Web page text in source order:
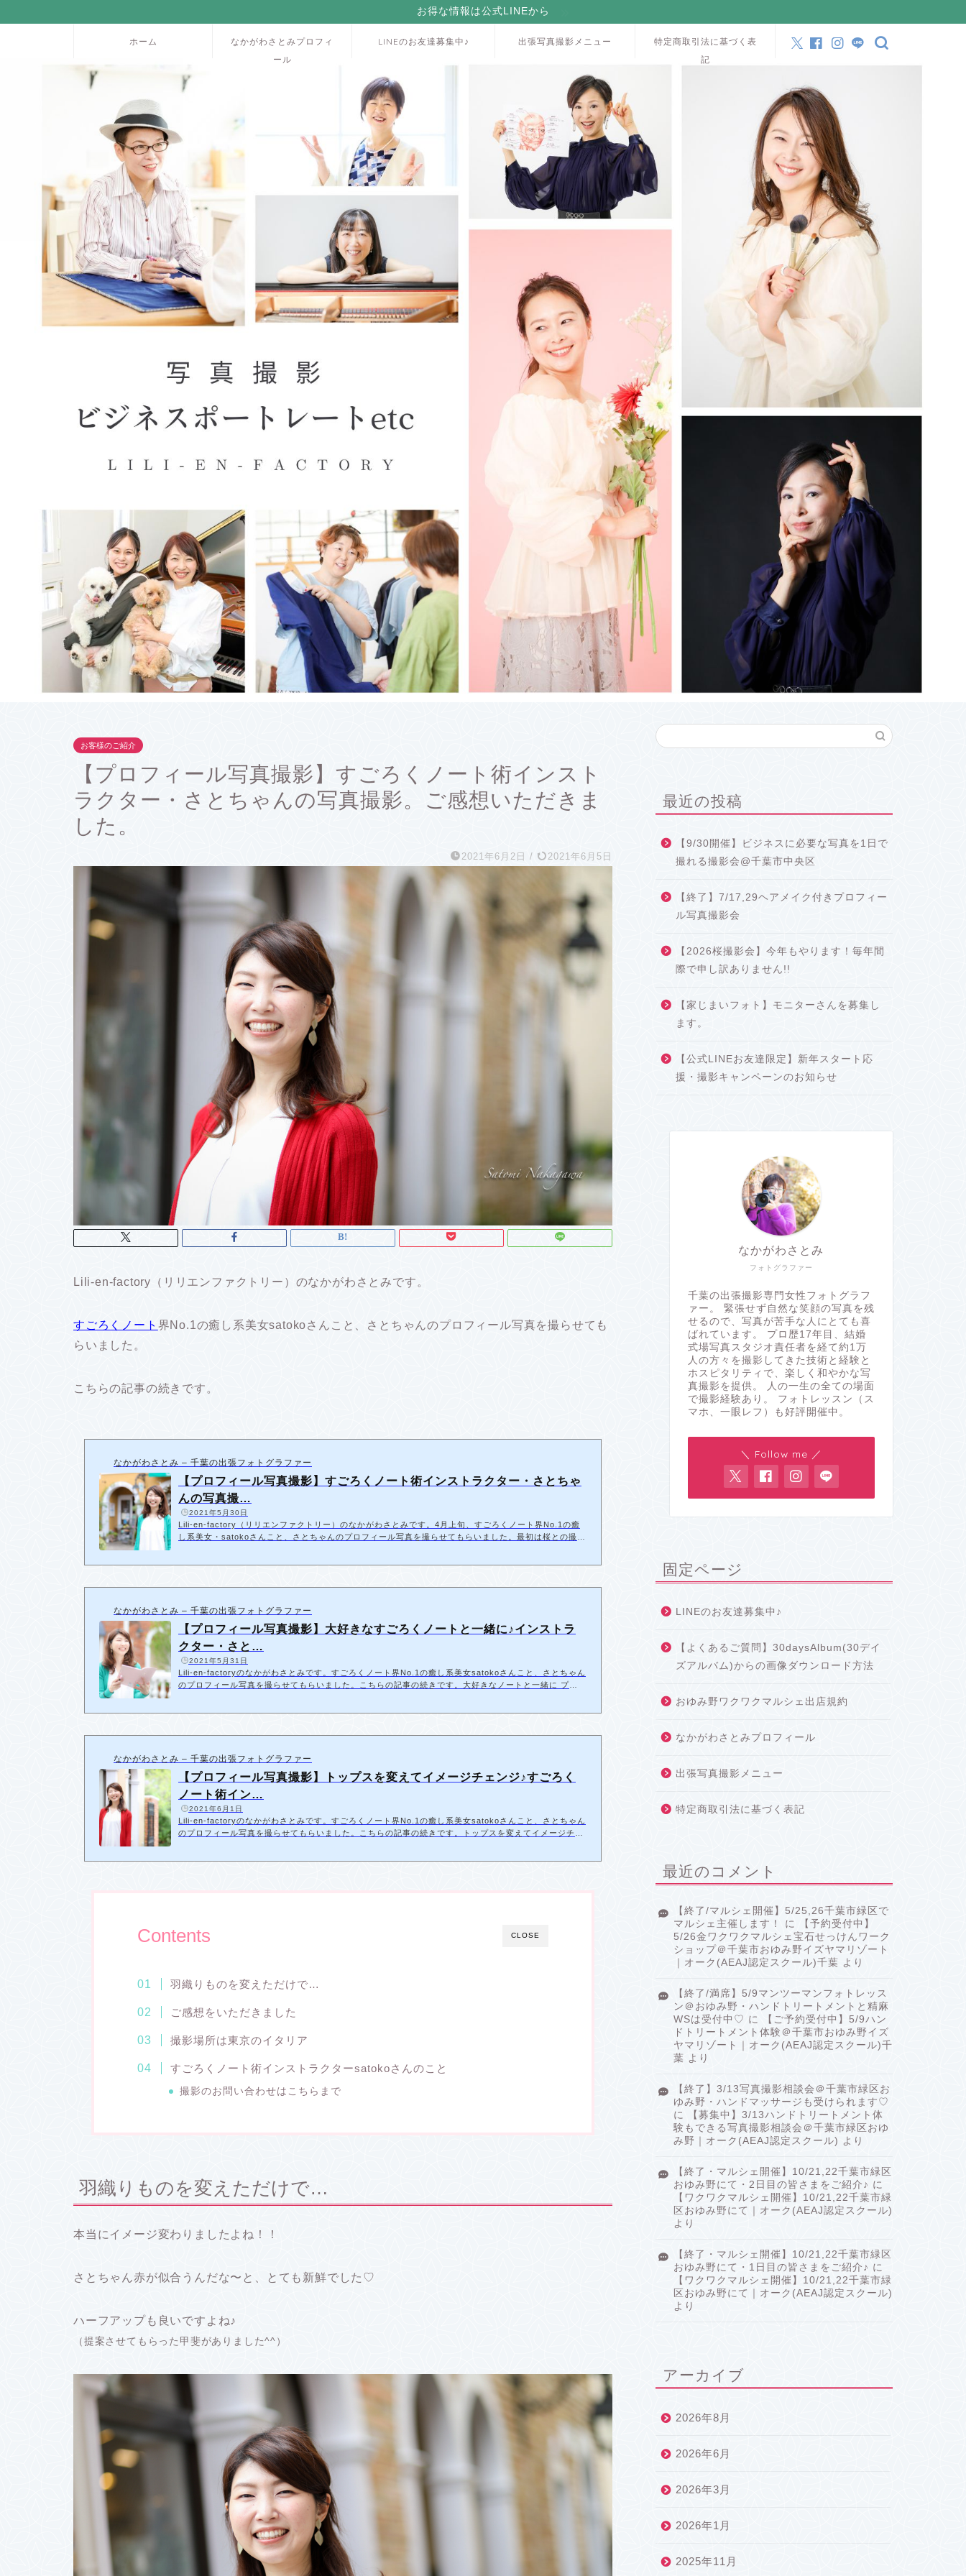
お得な情報は公式LINEから
ホーム
なかがわさとみプロフィ
ール
LINEのお友達募集中♪ 出張写真撮影メニュー
特定商取引法に基づく表
記
お客様のご紹介
【プロフィール写真撮影】すごろくノート術インスト
ラクター・さとちゃんの写真撮影。ご感想いただきま
した。
2021年6月2日 / 2021年6月5日
Lili-en-factory（リリエンファクトリー）のなかがわさとみです。
すごろくノート 界No.1の癒し系美女satokoさんこと、さとちゃんのプロフィール写真を撮らせても
らいました。
こちらの記事の続きです。
なかがわさとみ – 千葉の出張フォトグラファー
【プロフィール写真撮影】すごろくノート術インストラクター・さとちゃ
んの写真撮…
2021年5月30日
Lili-en-factory（リリエンファクトリー）のなかがわさとみです。4月上旬、すごろくノート界No.1の癒
し系美女・satokoさんこと、さとちゃんのプロフィール写真を撮らせてもらいました。最初は桜との撮影
綺麗なのかなと思って。…
なかがわさとみ – 千葉の出張フォトグラファー
【プロフィール写真撮影】大好きなすごろくノートと一緒に♪インストラ
クター・さと…
2021年5月31日
Lili-en-factoryのなかがわさとみです。すごろくノート界No.1の癒し系美女satokoさんこと、さとちゃん
のプロフィール写真を撮らせてもらいました。こちらの記事の続きです。大好きなノートと一緒に プロ
が、さとちゃ…
なかがわさとみ – 千葉の出張フォトグラファー
【プロフィール写真撮影】トップスを変えてイメージチェンジ♪すごろく
ノート術イン…
2021年6月1日
Lili-en-factoryのなかがわさとみです。すごろくノート界No.1の癒し系美女satokoさんこと、さとちゃん
のプロフィール写真を撮らせてもらいました。こちらの記事の続きです。トップスを変えてイメージチェ
CLOSE
Contents
羽織りものを変えただけで…
ご感想をいただきました
撮影場所は東京のイタリア
すごろくノート術インストラクターsatokoさんのこと
撮影のお問い合わせはこちらまで
羽織りものを変えただけで…
本当にイメージ変わりましたよね！！
さとちゃん赤が似合うんだな〜と、とても新鮮でした♡
ハーフアップも良いですよね♪
（提案させてもらった甲斐がありました^^）
最近の投稿
【9/30開催】ビジネスに必要な写真を1日で
撮れる撮影会@千葉市中央区
【終了】7/17,29ヘアメイク付きプロフィー
ル写真撮影会
【2026桜撮影会】今年もやります！毎年間
際で申し訳ありません!!
【家じまいフォト】モニターさんを募集し
ます。
【公式LINEお友達限定】新年スタート応
援・撮影キャンペーンのお知らせ
フォトグラファー
なかがわさとみ
千葉の出張撮影専門女性フォトグラフ
ァー。 緊張せず自然な笑顔の写真を残
せるので、写真が苦手な人にとても喜
ばれています。 プロ歴17年目、結婚
式場写真スタジオ責任者を経て約1万
人の方々を撮影してきた技術と経験と
ホスピタリティで、楽しく和やかな写
真撮影を提供。 人の一生の全ての場面
で撮影経験あり。 フォトレッスン（ス
マホ、一眼レフ）も好評開催中。
＼ Follow me ／
固定ページ
LINEのお友達募集中♪
【よくあるご質問】30daysAlbum(30デイ
ズアルバム)からの画像ダウンロード方法
おゆみ野ワクワクマルシェ出店規約
なかがわさとみプロフィール
出張写真撮影メニュー
特定商取引法に基づく表記
最近のコメント
【終了/マルシェ開催】5/25,26千葉市緑区で
マルシェ主催します！
に
【予約受付中】
5/26金ワクワクマルシェ宝石せっけんワーク
ショップ＠千葉市おゆみ野イズヤマリゾート
｜オーク(AEAJ認定スクール)千葉 より
【終了/満席】5/9マンツーマンフォトレッス
ン＠おゆみ野・ハンドトリートメントと精麻
WSは受付中♡ に
【ご予約受付中】5/9ハン
ドトリートメント体験＠千葉市おゆみ野イズ
ヤマリゾート｜オーク(AEAJ認定スクール)千
葉 より
【終了】3/13写真撮影相談会＠千葉市緑区お
ゆみ野・ハンドマッサージも受けられます♡
に
【募集中】3/13ハンドトリートメント体
験もできる写真撮影相談会＠千葉市緑区おゆ
み野｜オーク(AEAJ認定スクール) より
【終了・マルシェ開催】10/21,22千葉市緑区
おゆみ野にて・2日目の皆さまをご紹介♪ に
【ワクワクマルシェ開催】10/21,22千葉市緑
区おゆみ野にて｜オーク(AEAJ認定スクール)
より
【終了・マルシェ開催】10/21,22千葉市緑区
おゆみ野にて・1日目の皆さまをご紹介♪ に
【ワクワクマルシェ開催】10/21,22千葉市緑
区おゆみ野にて｜オーク(AEAJ認定スクール)
より
アーカイブ
2026年8月
2026年6月
2026年3月
2026年1月
2025年11月